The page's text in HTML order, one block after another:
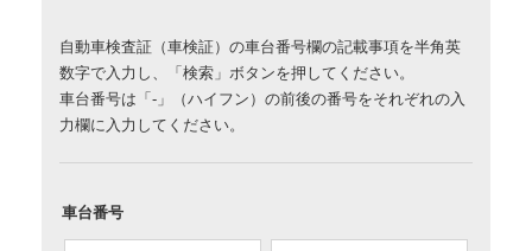
自動車検査証（車検証）の車台番号欄の記載事項を半角英
数字で入力し、「検索」ボタンを押してください。
車台番号は「-」（ハイフン）の前後の番号をそれぞれの入
力欄に入力してください。
車台番号